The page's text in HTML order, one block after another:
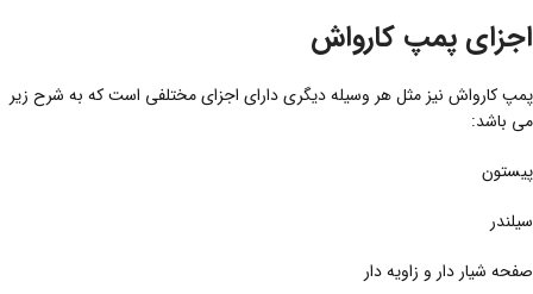
اجزای پمپ کارواش
پمپ کارواش نیز مثل هر وسیله دیگری دارای اجزای مختلفی است که به شرح زیر
می باشد:
پیستون
سیلندر
صفحه شیار دار و‌‌ زاویه دار